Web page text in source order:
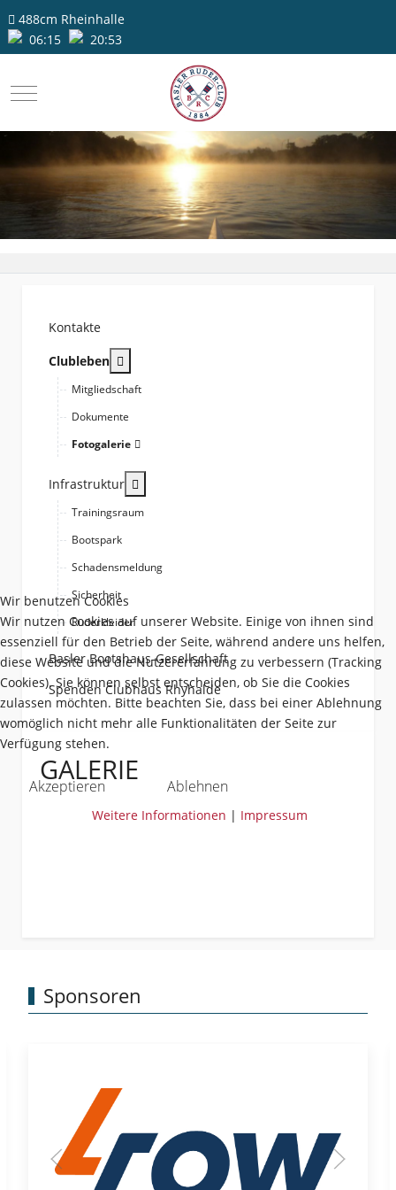
488cm Rheinhalle
06:15
20:53
Mobile Menu Toggle
Kontakte
Clubleben
Mitgliedschaft
Dokumente
Fotogalerie
Infrastruktur
Trainingsraum
Bootspark
Schadensmeldung
Sicherheit
Ruderkleider
Basler Bootshaus-Gesellschaft
Spenden Clubhaus Rhyhalde
GALERIE
Sponsoren
Wir benutzen Cookies
Wir nutzen Cookies auf unserer Website. Einige von ihnen sind
essenziell für den Betrieb der Seite, während andere uns helfen,
diese Website und die Nutzererfahrung zu verbessern (Tracking
Cookies). Sie können selbst entscheiden, ob Sie die Cookies
zulassen möchten. Bitte beachten Sie, dass bei einer Ablehnung
womöglich nicht mehr alle Funktionalitäten der Seite zur
Verfügung stehen.
Akzeptieren Ablehnen
Weitere Informationen | Impressum